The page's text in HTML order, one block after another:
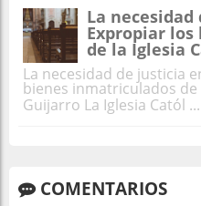
La
Expropiar
de la Iglesia
La necesidad de justicia
bienes inmatriculados de
Guijarro La Iglesia Catól ...
COMENTARIOS